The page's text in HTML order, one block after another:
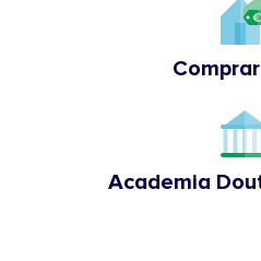
Academia